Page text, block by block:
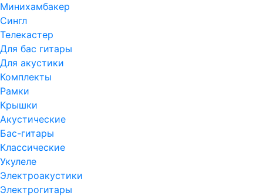
Минихамбакер
Сингл
Телекастер
Для бас гитары
Для акустики
Комплекты
Рамки
Крышки
Акустические
Бас-гитары
Классические
Укулеле
Электроакустики
Электрогитары